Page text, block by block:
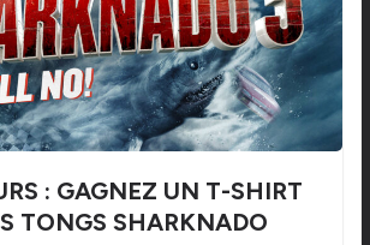
: GAGNEZ UN T-SHIRT
TONGS SHARKNADO